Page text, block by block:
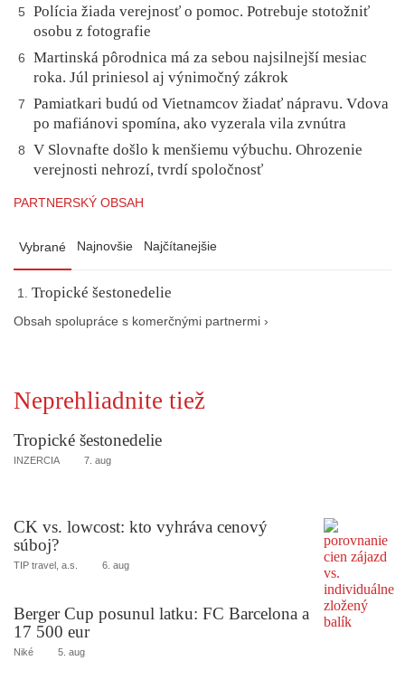
5
Polícia žiada verejnosť o pomoc. Potrebuje stotožniť
osobu z fotografie
6
Martinská pôrodnica má za sebou najsilnejší mesiac
roka. Júl priniesol aj výnimočný zákrok
7
Pamiatkari budú od Vietnamcov žiadať nápravu. Vdova
po mafiánovi spomína, ako vyzerala vila zvnútra
8
V Slovnafte došlo k menšiemu výbuchu. Ohrozenie
verejnosti nehrozí, tvrdí spoločnosť
PARTNERSKÝ OBSAH
Vybrané Najnovšie Najčítanejšie
Tropické šestonedelie
Obsah spolupráce s komerčnými partnermi ›
Neprehliadnite tiež
Tropické šestonedelie
INZERCIA 7. aug
CK vs. lowcost: kto vyhráva cenový
súboj?
TIP travel, a.s. 6. aug
Berger Cup posunul latku: FC Barcelona a
17 500 eur
Niké 5. aug